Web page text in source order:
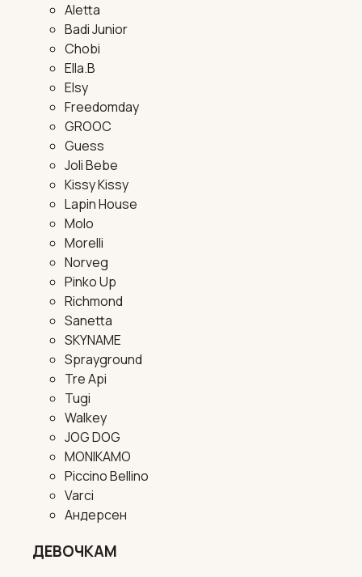
Aletta
Badi Junior
Chobi
Ella.B
Elsy
Freedomday
GROOC
Guess
Joli Bebe
Kissy Kissy
Lapin House
Molo
Morelli
Norveg
Pinko Up
Richmond
Sanetta
SKYNAME
Sprayground
Tre Api
Tugi
Walkey
JOG DOG
MONIKAMO
Piccino Bellino
Varci
Андерсен
ДЕВОЧКАМ